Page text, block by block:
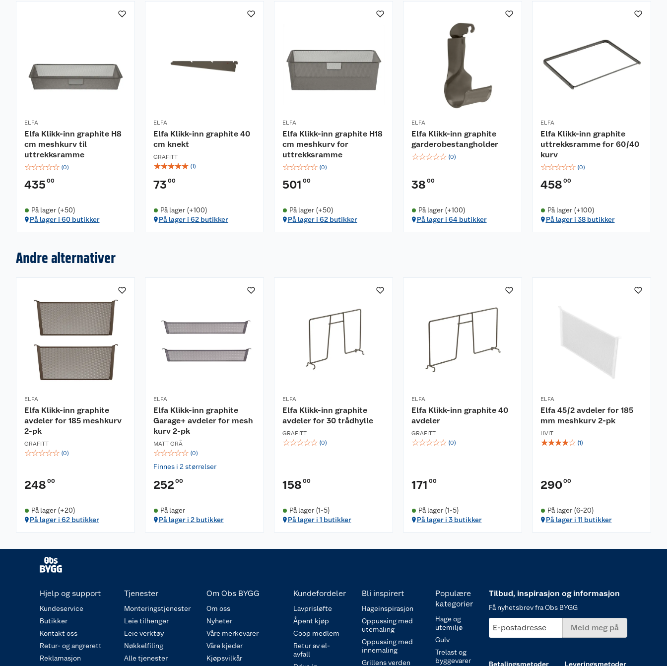
ELFA
Elfa Klikk-inn graphite H8
cm meshkurv til
uttrekksramme
☆☆☆☆☆ (0)
435 00
På lager (+50)
På lager i 60 butikker
ELFA
Elfa Klikk-inn graphite 40
cm knekt
GRAFITT
☆☆☆☆☆ (1)
73 00
På lager (+100)
På lager i 62 butikker
ELFA
Elfa Klikk-inn graphite H18
cm meshkurv for
uttrekksramme
☆☆☆☆☆ (0)
501 00
På lager (+50)
På lager i 62 butikker
ELFA
Elfa Klikk-inn graphite
garderobestangholder
☆☆☆☆☆ (0)
38 00
På lager (+100)
På lager i 64 butikker
ELFA
Elfa Klikk-inn graphite
uttrekksramme for 60/40
kurv
☆☆☆☆☆ (0)
458 00
På lager (+100)
På lager i 38 butikker
Andre alternativer
ELFA
Elfa Klikk-inn graphite
avdeler for 185 meshkurv
2-pk
GRAFITT
☆☆☆☆☆ (0)
248 00
På lager (+20)
På lager i 62 butikker
ELFA
Elfa Klikk-inn graphite
Garage+ avdeler for mesh
kurv 2-pk
MATT GRÅ
☆☆☆☆☆ (0)
Finnes i 2 størrelser
252 00
På lager
På lager i 2 butikker
ELFA
Elfa Klikk-inn graphite
avdeler for 30 trådhylle
GRAFITT
☆☆☆☆☆ (0)
158 00
På lager (1-5)
På lager i 1 butikker
ELFA
Elfa Klikk-inn graphite 40
avdeler
GRAFITT
☆☆☆☆☆ (0)
171 00
På lager (1-5)
På lager i 3 butikker
ELFA
Elfa 45/2 avdeler for 185
mm meshkurv 2-pk
HVIT
☆☆☆☆☆ (1)
29000
På lager (6-20)
På lager i 11 butikker
Hjelp og support
Kundeservice
Butikker
Kontakt oss
Retur- og angrerett
Reklamasjon
Tjenester
Monteringstjenester
Leie tilhenger
Leie verktøy
Nøkkelfiling
Alle tjenester
Om Obs BYGG
Om oss
Nyheter
Våre merkevarer
Våre kjeder
Kjøpsvilkår
Kundefordeler
Lavprisløfte
Åpent kjøp
Coop medlem
Retur av el-
avfall
Bli inspirert
Hageinspirasjon
Oppussing med
utemaling
Oppussing med
innemaling
Grillens verden
Populære
kategorier
Hage og
utemiljø
Gulv
Trelast og
byggevarer
Tilbud, inspirasjon og informasjon
Få nyhetsbrev fra Obs BYGG
E-postadresse Meld meg på
Betalingsmetoder Leveringsmetoder